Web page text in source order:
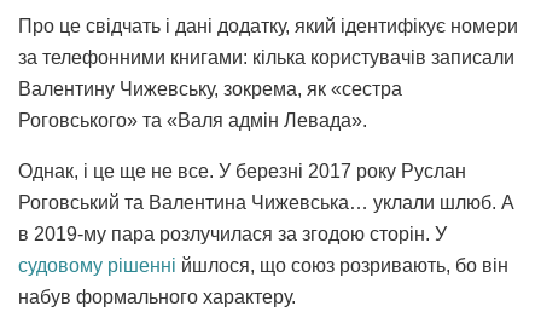
Про це свідчать і дані додатку, який ідентифікує номери
за телефонними книгами: кілька користувачів записали
Валентину Чижевську, зокрема, як «сестра
Роговського» та «Валя адмін Левада».
Однак, і це ще не все. У березні 2017 року Руслан
Роговський та Валентина Чижевська… уклали шлюб. А
в 2019-му пара розлучилася за згодою сторін. У
судовому рішенні йшлося, що союз розривають, бо він
набув формального характеру.